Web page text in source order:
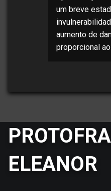
um breve
aumento de
proporcional
ELEANOR